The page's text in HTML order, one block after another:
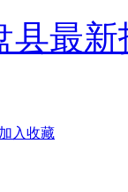
县最
加入收藏